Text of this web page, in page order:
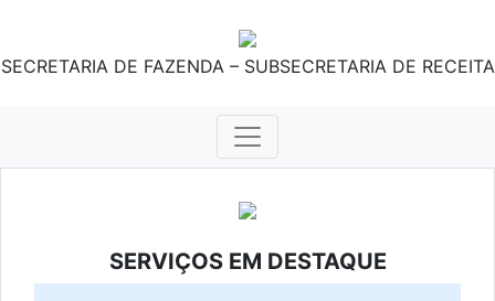
SECRETARIA DE FAZENDA – SUBSECRETARIA DE RECEITA
SERVIÇOS EM DESTAQUE